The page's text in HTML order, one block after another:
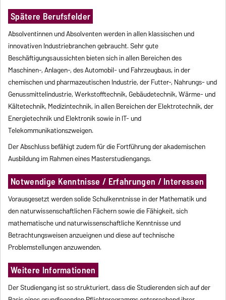
Spätere Berufsfelder
Absolventinnen und Absolventen werden in allen klassischen und
innovativen Industriebranchen gebraucht. Sehr gute
Beschäftigungsaussichten bieten sich in allen Bereichen des
Maschinen-, Anlagen-, des Automobil- und Fahrzeugbaus, in der
chemischen und pharmazeutischen Industrie, der Futter-, Nahrungs- und
Genussmittelindustrie, Werkstofftechnik, Gebäudetechnik, Wärme- und
Kältetechnik, Medizintechnik, in allen Bereichen der Elektrotechnik, der
Energietechnik und Elektronik sowie in IT- und
Telekommunikationszweigen.
Der Abschluss befähigt zudem für die Fortführung der akademischen
Ausbildung im Rahmen eines Masterstudiengangs.
Notwendige Kenntnisse / Erfahrungen / Interessen
Vorausgesetzt werden solide Schulkenntnisse in der Mathematik und
den naturwissenschaftlichen Fächern sowie die Fähigkeit, sich
mathematische und naturwissenschaftliche Kenntnisse und
Betrachtungsweisen anzueignen und diese auf technische
Problemstellungen anzuwenden.
Weitere Informationen
Der Studiengang ist so strukturiert, dass die Studierenden sich auf der